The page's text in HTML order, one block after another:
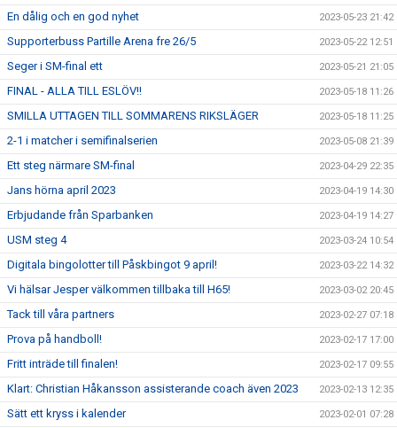
En dålig och en god nyhet 2023-05-23 21:42
Supporterbuss Partille Arena fre 26/5 2023-05-22 12:51
Seger i SM-final ett 2023-05-21 21:05
FINAL - ALLA TILL ESLÖV!! 2023-05-18 11:26
SMILLA UTTAGEN TILL SOMMARENS RIKSLÄGER 2023-05-18 11:25
2-1 i matcher i semifinalserien 2023-05-08 21:39
Ett steg närmare SM-final 2023-04-29 22:35
Jans hörna april 2023 2023-04-19 14:30
Erbjudande från Sparbanken 2023-04-19 14:27
USM steg 4 2023-03-24 10:54
Digitala bingolotter till Påskbingot 9 april! 2023-03-22 14:32
Vi hälsar Jesper välkommen tillbaka till H65! 2023-03-02 20:45
Tack till våra partners 2023-02-27 07:18
Prova på handboll! 2023-02-17 17:00
Fritt inträde till finalen! 2023-02-17 09:55
Klart: Christian Håkansson assisterande coach även 2023 2023-02-13 12:35
Sätt ett kryss i kalender 2023-02-01 07:28